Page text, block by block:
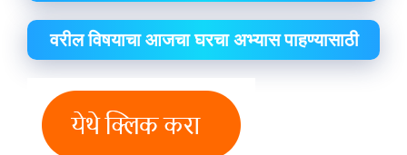
वरील विषयाचा आजचा घरचा अभ्यास पाहण्यासाठी